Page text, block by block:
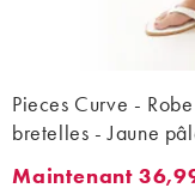
Pieces Curve -
bretelles - Jaune
Maintenant 36,99 €.
Maintenant